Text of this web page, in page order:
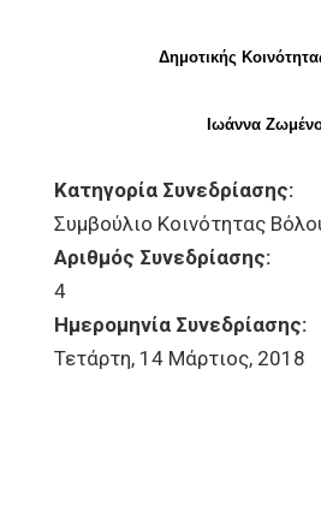
Δημοτικής
Ιωάννα
Κατηγορία Συνεδρίασης:
Συμβούλιο Κοινότητας
Αριθμός Συνεδρίασης:
4
Ημερομηνία Συνεδρίασης:
Τετάρτη, 14 Μάρτιος, 2018